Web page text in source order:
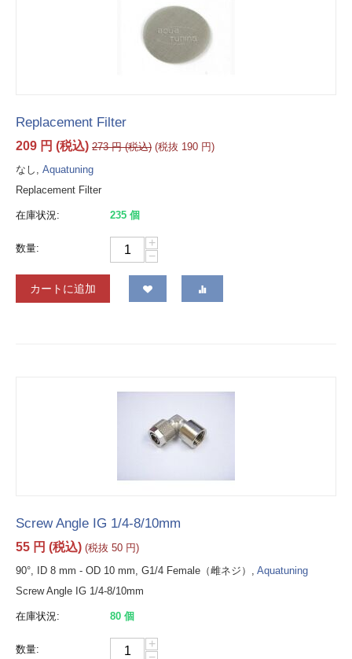
Replacement Filter
209 円 (税込) 273 円(税込) (税抜 190 円)
なし, Aquatuning
Replacement Filter
在庫状況: 235 個
数量:
+
−
カートに追加
Screw Angle IG 1/4-8/10mm
55 円 (税込) (税抜 50 円)
90°, ID 8 mm - OD 10 mm, G1/4 Female（雌ネジ）, Aquatuning
Screw Angle IG 1/4-8/10mm
在庫状況: 80 個
数量:
+